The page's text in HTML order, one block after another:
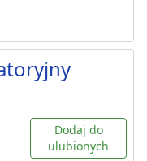
Dodaj do
ulubionych